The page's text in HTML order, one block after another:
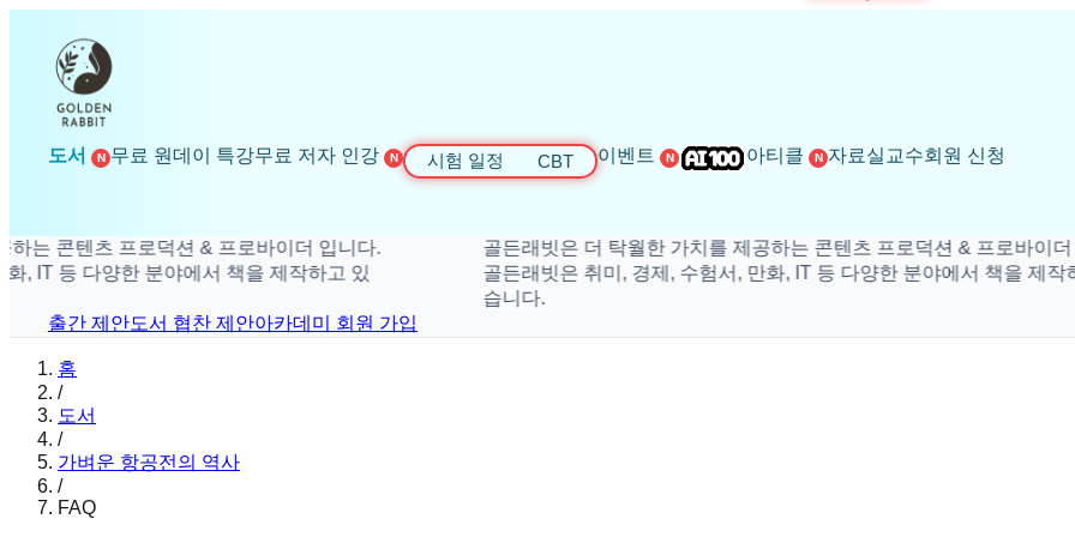
도서 N 무료 원데이 특강무료 저자 인강 N 시험 일정 CBT 이벤트 N 아티클 N 자료실 교수회원 신청
콘텐츠 프로덕션 & 프로바이더 입니다.
등 다양한 분야에서 책을 제작하고 있
골든래빗은 더 탁월한 가치를 제공하는 콘텐츠 프로덕션 & 프로바이더 입
골든래빗은 취미, 경제, 수험서, 만화, IT 등 다양한 분야에서 책을 제작하고
습니다.
출간 제안도서 협찬 제안아카데미 회원 가입
홈
/
도서
/
가벼운 항공전의 역사
/
FAQ